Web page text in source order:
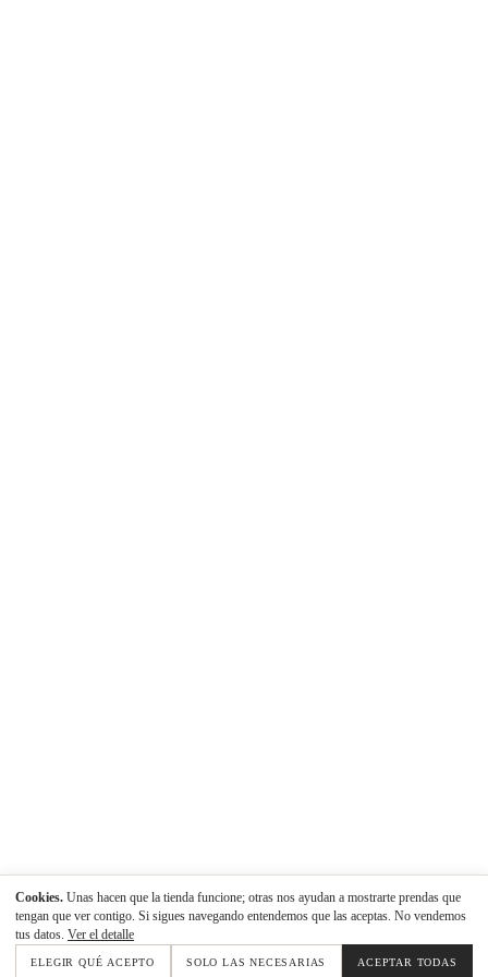
Cookies. Unas hacen que la tienda funcione; otras nos ayudan a mostrarte prendas que
tengan que ver contigo. Si sigues navegando entendemos que las aceptas. No vendemos
tus datos. Ver el detalle
ELEGIR QUÉ ACEPTO SOLO LAS NECESARIAS ACEPTAR TODAS